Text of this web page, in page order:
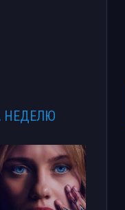
НЕДЕЛЮ